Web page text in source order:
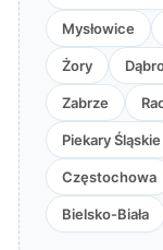
Mysłowice
Żory
Zabrze
Piekary Śląskie
Częstochowa
Bielsko-Biała